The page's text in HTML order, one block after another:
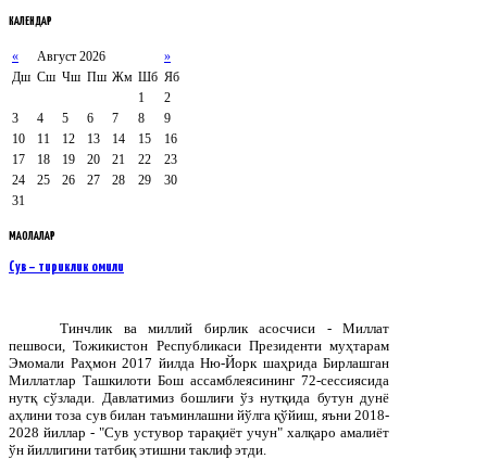
КАЛЕНДАР
« Август 2026
»
Дш Сш Чш Пш Жм Шб Яб
1
2
3
4 5 6 7 8
9
10
11 12 13 14 15
16
17
18 19 20 21 22
23
24
25 26 27 28 29
30
31
МАҚОЛАЛАР
Сув – тириклик омили
Тинчлик ва миллий бирлик асосчиси - Миллат
пешвоси, Тожикистон Республикаси Президенти муҳтарам
Эмомали Раҳмон 2017 йилда Ню-Йорк шаҳрида Бирлашган
Миллатлар Ташкилоти Бош ассамблеясининг 72-сессиясида
нутқ сўзлади. Давлатимиз бошлиғи ўз нутқида бутун дунё
аҳлини тоза сув билан таъминлашни йўлга қўйиш, яъни 2018-
2028 йиллар - "Сув устувор тарақиёт учун" халқаро амалиёт
ўн йиллигини татбиқ этишни таклиф этди.